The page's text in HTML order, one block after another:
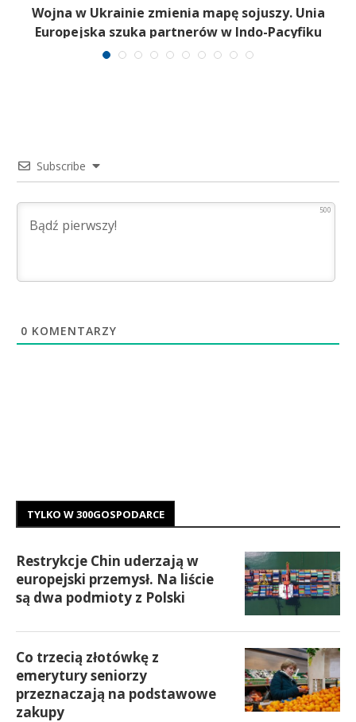
Wojna w Ukrainie zmienia mapę sojuszy. Unia
Europejska szuka partnerów w Indo-Pacyfiku
Subscribe
500
0 KOMENTARZY
TYLKO W 300GOSPODARCE
Restrykcje Chin uderzają w
europejski przemysł. Na liście
są dwa podmioty z Polski
Co trzecią złotówkę z
emerytury seniorzy
przeznaczają na podstawowe
zakupy